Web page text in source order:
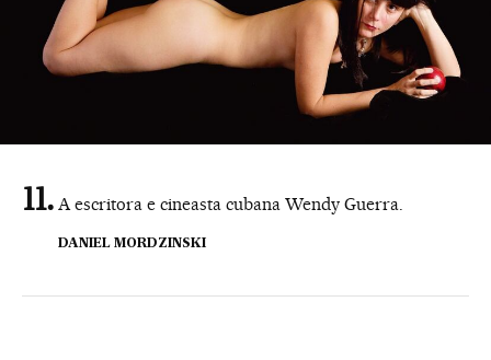
A escritora e cineasta cubana Wendy Guerra.
DANIEL MORDZINSKI